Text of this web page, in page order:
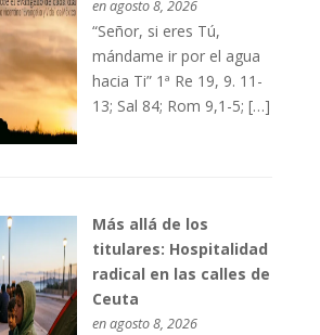
en agosto 8, 2026
“Señor, si eres Tú,
mándame ir por el agua
hacia Ti” 1ª Re 19, 9. 11-
13; Sal 84; Rom 9,1-5; […]
Más allá de los
titulares: Hospitalidad
radical en las calles de
Ceuta
en agosto 8, 2026